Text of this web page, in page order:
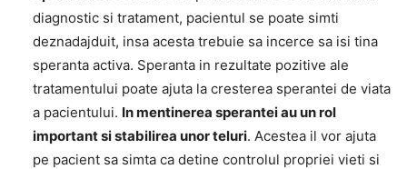
diagnostic si tratament, pacientul se poate simti
deznadajduit, insa acesta trebuie sa incerce sa isi tina
speranta activa. Speranta in rezultate pozitive ale
tratamentului poate ajuta la cresterea sperantei de viata
a pacientului. In mentinerea sperantei au un rol
important si stabilirea unor teluri. Acestea il vor ajuta
pe pacient sa simta ca detine controlul propriei vieti si